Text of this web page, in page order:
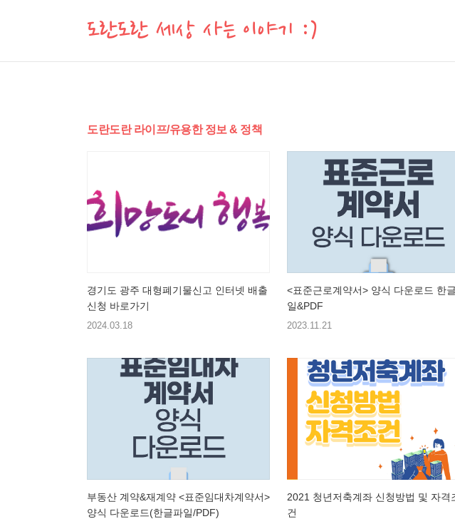
도란도란 세상 사는 이야기 :)
도란도란 라이프/유용한 정보 & 정책
경기도 광주 대형폐기물신고 인터넷 배출
신청 바로가기
2024.03.18
<표준근로계약서> 양식 다운로드 한
일&PDF
2023.11.21
부동산 계약&재계약 <표준임대차계약서>
양식 다운로드(한글파일/PDF)
2021 청년저축계좌 신청방법 및 자격
건